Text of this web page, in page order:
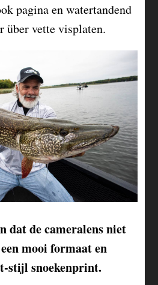
pagina en watertandend
über vette visplaten.
dat de cameralens niet
mooi formaat en
stijl snoekenprint.